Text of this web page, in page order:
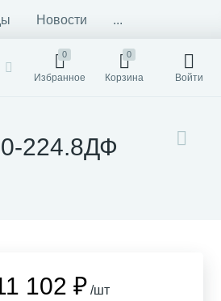
Новости ...
0
Избранное
0
Корзина Войти
224.8ДФ
102 ₽ /шт